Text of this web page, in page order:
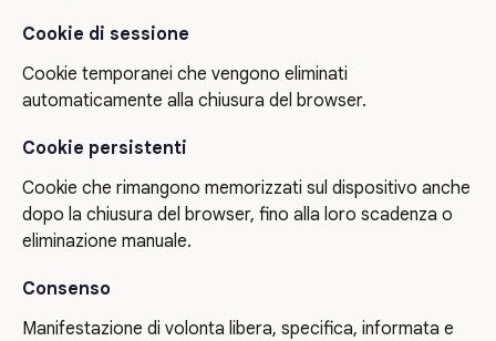
Cookie di sessione
Cookie temporanei che vengono eliminati
automaticamente alla chiusura del browser.
Cookie persistenti
Cookie che rimangono memorizzati sul dispositivo anche
dopo la chiusura del browser, fino alla loro scadenza o
eliminazione manuale.
Consenso
Manifestazione di volonta libera, specifica, informata e